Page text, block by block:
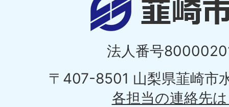
法人番号
〒407-8501 山梨県韮崎市
各担当の連絡先